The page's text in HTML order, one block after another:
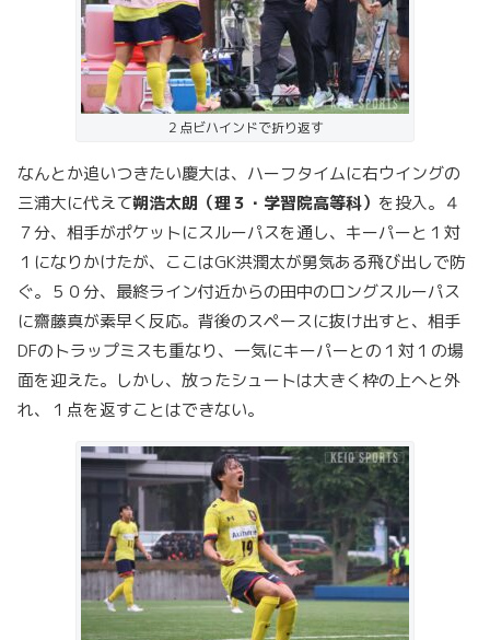
２点ビハインドで折り返す
なんとか追いつきたい慶大は、ハーフタイムに右ウイングの
三浦大に代えて朔浩太朗（理３・学習院高等科） を投入。４
７分、相手がポケットにスルーパスを通し、キーパーと１対
１になりかけたが、ここはGK洪潤太が勇気ある飛び出しで防
ぐ。５０分、最終ライン付近からの田中のロングスルーパス
に齋藤真が素早く反応。背後のスペースに抜け出すと、相手
DFのトラップミスも重なり、一気にキーパーとの１対１の場
面を迎えた。しかし、放ったシュートは大きく枠の上へと外
れ、１点を返すことはできない。